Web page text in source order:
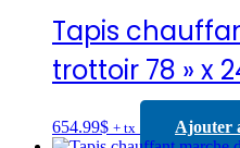
Tapis
trottoir 78 » x
654.99$ + tx Ajouter